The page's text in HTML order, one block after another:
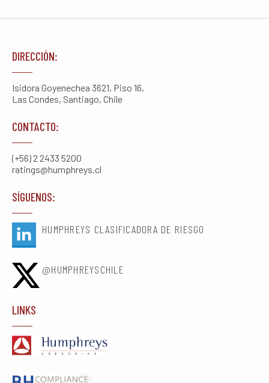
DIRECCIÓN:
Isidora Goyenechea 3621, Piso 16,
Las Condes, Santiago, Chile
CONTACTO:
(+56) 2 2433 5200
ratings@humphreys.cl
SÍGUENOS:
HUMPHREYS CLASIFICADORA DE RIESGO
@HUMPHREYSCHILE
LINKS